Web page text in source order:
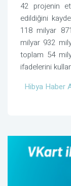
42 projenin
edildiğini
118 milyar
milyar 932
toplam 54
ifadelerini
Hibya Haber